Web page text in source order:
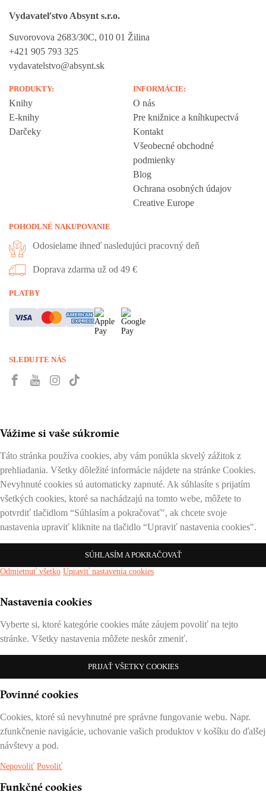
Vydavateľstvo Absynt s.r.o.
Suvorovova 2683/30C, 010 01 Žilina
+421 905 793 325
vydavatelstvo@absynt.sk
PRODUKTY:
Knihy
E-knihy
Darčeky
INFORMÁCIE:
O nás
Pre knižnice a kníhkupectvá
Kontakt
Všeobecné obchodné
podmienky
Blog
Ochrana osobných údajov
Creative Europe
POHODLNÉ NAKUPOVANIE
Odosielame ihneď nasledujúci pracovný deň
Doprava zdarma už od 49 €
PLATBY
SLEDUJTE NÁS
Vážime si vaše súkromie
Táto stránka používa cookies, aby vám ponúkla skvelý zážitok z
prehliadania. Všetky dôležité informácie nájdete na stránke Cookies.
Nevyhnuté cookies sú automaticky zapnuté. Ak súhlasíte s prijatím
všetkých cookies, ktoré sa nachádzajú na tomto webe, môžete to
potvrdiť tlačidlom “Súhlasím a pokračovať", ak chcete svoje
nastavenia upraviť kliknite na tlačidlo “Upraviť nastavenia cookies".
SÚHLASÍM A POKRAČOVAŤ
Odmietnuť všetko Upraviť nastavenia cookies
Nastavenia cookies
Vyberte si, ktoré kategórie cookies máte záujem povoliť na tejto
stránke. Všetky nastavenia môžete neskôr zmeniť.
PRIJAŤ VŠETKY COOKIES
Povinné cookies
Cookies, ktoré sú nevyhnutné pre správne fungovanie webu. Napr.
zfunkčnenie navigácie, uchovanie vašich produktov v košíku do ďalšej
návštevy a pod.
Nepovoliť Povoliť
Funkčné cookies